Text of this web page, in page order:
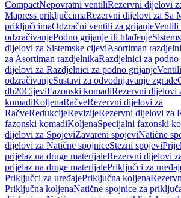
CompactNepovratni ventiliRezervni dijelovi
Mapress priključcimaRezervni dijelovi za Sa
priključcimaOdzračni ventili za grijanjeVentili
odzračivanjePodno grijanje ili hlađenje
dijelovi za Sistemske cijeviAsortiman
za Asortiman razdjelnikaRazdjelnici za
dijelovi za Razdjelnici za podno grijanje
odzračivanjeSustavi za odvodnjavanje zgrade
db20CijeviFazonski komadiRezervni dijelovi
komadiKoljenaRačveRezervni dijelovi za
RačveRedukcijeRevizijeRezervni dijelovi za
fazonski komadiKoljenaSpecijalni fazonski
dijelovi za SpojeviZavareni spojeviNatične
dijelovi za Natične spojniceStezni spojevi
prijelaz na druge materijaleRezervni dijelovi
prijelaz na druge materijalePriključci za
Priključci za uređajePriključna koljena
Priključna koljenaNatične spojnice za